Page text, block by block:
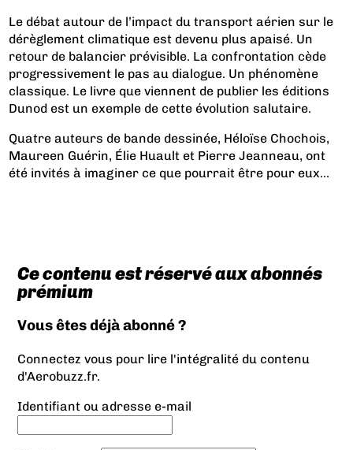
Le débat autour de l’impact du transport aérien sur le
dérèglement climatique est devenu plus apaisé. Un
retour de balancier prévisible. La confrontation cède
progressivement le pas au dialogue. Un phénomène
classique. Le livre que viennent de publier les éditions
Dunod est un exemple de cette évolution salutaire.
Quatre auteurs de bande dessinée, Héloïse Chochois,
Maureen Guérin, Élie Huault et Pierre Jeanneau, ont
été invités à imaginer ce que pourrait être pour eux...
Ce contenu est réservé aux abonnés
prémium
Vous êtes déjà abonné ?
Connectez vous pour lire l'intégralité du contenu
d'Aerobuzz.fr.
Identifiant ou adresse e-mail